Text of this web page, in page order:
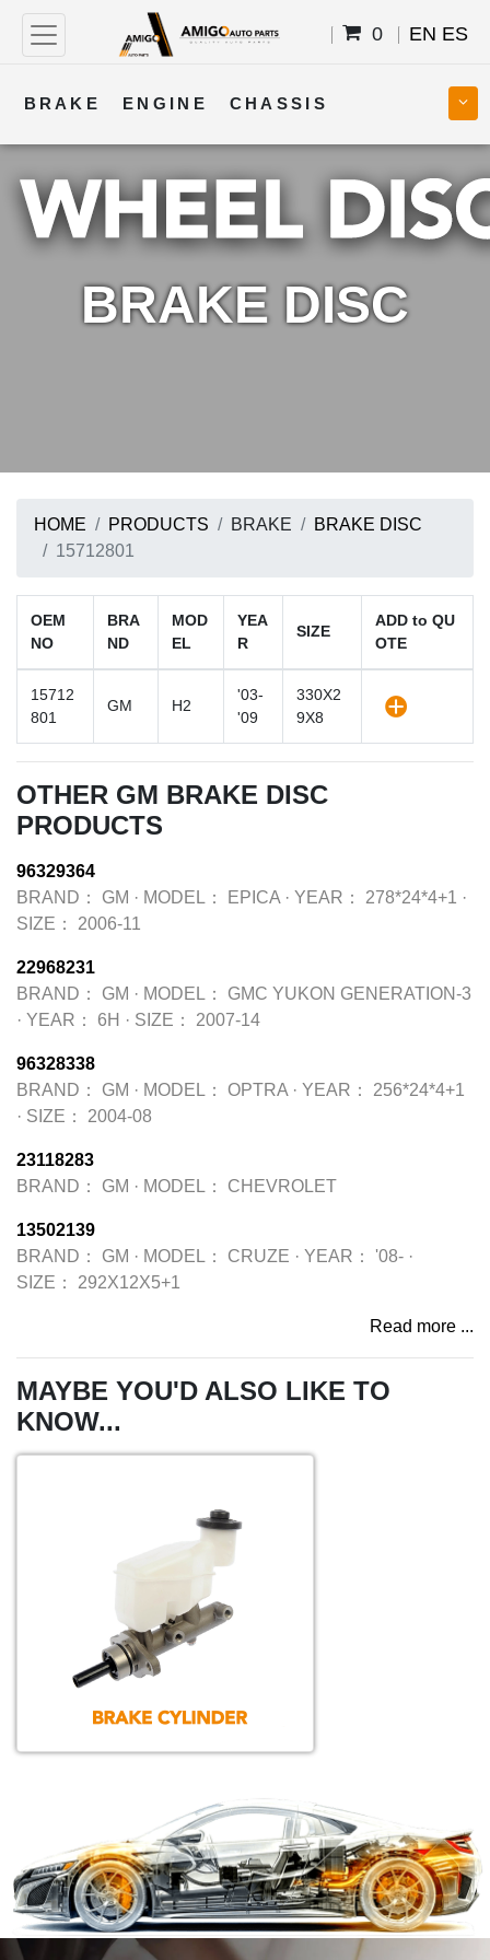
0 EN ES
BRAKE ENGINE CHASSIS
COOLING STEERING BODY
TRANSMISSION FUEL ELECTRICAL
BRAKE DISC
HOME PRODUCTS BRAKE
BRAKE DISC
15712801
OEM
NO
BRA
ND
MOD
EL
YEA
R
SIZE
ADD to QU
OTE
15712
801
GM H2
'03-
'09
330X2
9X8
OTHER GM BRAKE DISC
PRODUCTS
96329364
BRAND：
GM · MODEL： EPICA · YEAR： 278*24*4+1 ·
SIZE：
2006-11
22968231
BRAND：
GM · MODEL：
GMC YUKON GENERATION-3
· YEAR： 6H · SIZE： 2007-14
96328338
BRAND：
GM · MODEL： OPTRA · YEAR：
256*24*4+1
· SIZE： 2004-08
23118283
BRAND：
GM · MODEL： CHEVROLET
13502139
BRAND：
GM · MODEL： CRUZE · YEAR： '08- ·
SIZE：
292X12X5+1
Read more ...
MAYBE YOU'D ALSO LIKE TO
KNOW...